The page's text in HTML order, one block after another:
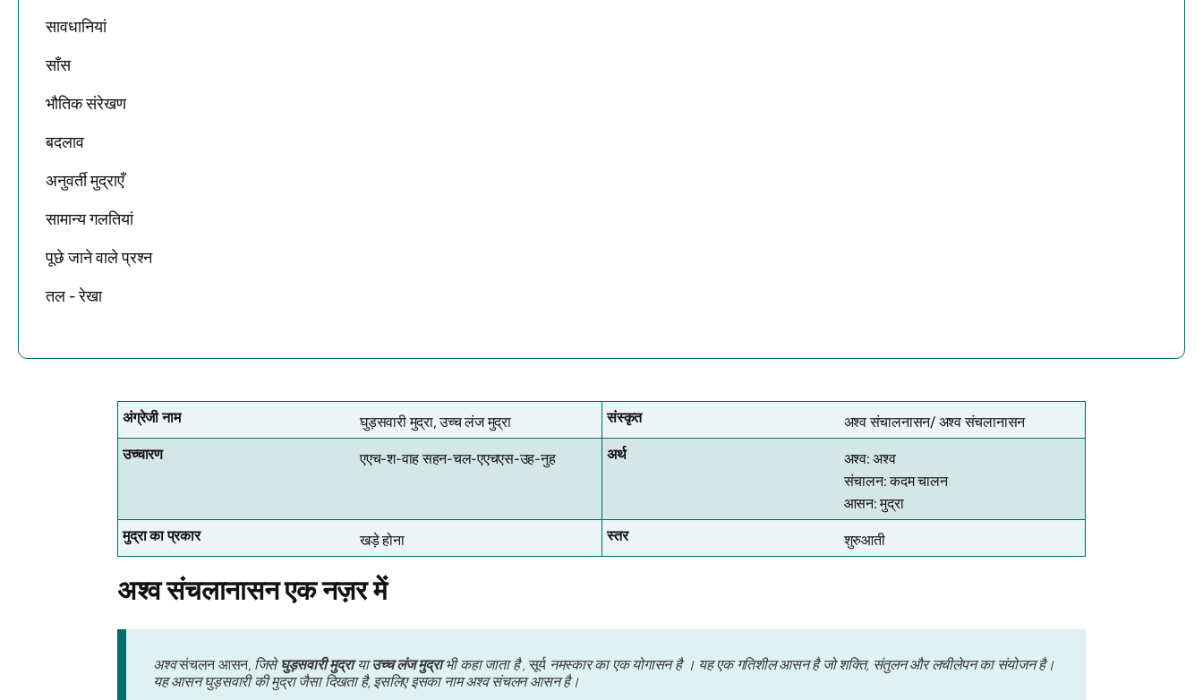
सावधानियां
साँस
भौतिक संरेखण
बदलाव
अनुवर्ती मुद्राएँ
सामान्य गलतियां
पूछे जाने वाले प्रश्न
तल - रेखा
अंग्रेजी नाम घुड़सवारी मुद्रा, उच्च लंज मुद्रा संस्कृत अश्व संचालनासन/ अश्व संचलानासन
उच्चारण
एएच-श-वाह सहन-चल-एएचएस-उह-नुह अर्थ
अश्व: अश्व
संचालन: कदम चालन
आसन: मुद्रा
मुद्रा का प्रकार
खड़े होना स्तर शुरुआती
अश्व संचलानासनएक नज़र में
अश्वसंचलन आसन,जिसेघुड़सवारी मुद्रायाउच्च लंज मुद्राभी कहा जाता है ,सूर्य नमस्कार का एक योगासन है । यह एक गतिशील आसन है जो शक्ति, संतुलन और लचीलेपन का संयोजन है।
यह आसन घुड़सवारी की मुद्रा जैसा दिखता है, इसलिए इसका नाम अश्व संचलन आसन है।